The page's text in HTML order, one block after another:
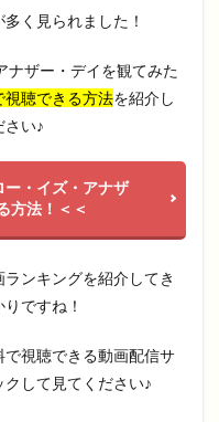
く見られました！
ナザー・デイを観てみた
視聴できる方法を紹介し
さい♪
ー・イズ・アナザ
方法！＜＜
ンキングを紹介してき
ですね！
視聴できる動画配信サ
して見てください♪